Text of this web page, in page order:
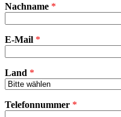
lasse
leer.
Nachname *
E-Mail *
Land *
Telefonnummer *